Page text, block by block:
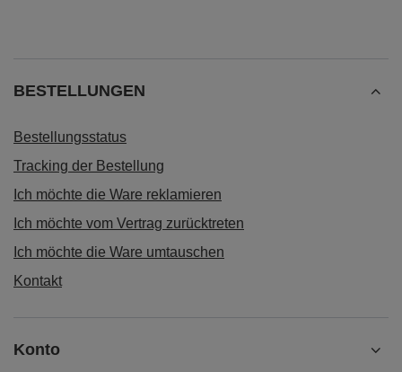
BESTELLUNGEN
Bestellungsstatus
Tracking der Bestellung
Ich möchte die Ware reklamieren
Ich möchte vom Vertrag zurücktreten
Ich möchte die Ware umtauschen
Kontakt
Konto